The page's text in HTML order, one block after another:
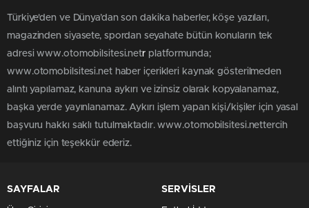
Türkiye'den ve Dünya’dan son dakika haberler, köşe yazıları,
magazinden siyasete, spordan seyahate bütün konuların tek
adresi www.otomobilsitesi.netr platformunda;
www.otomobilsitesi.net haber içerikleri kaynak gösterilmeden
alıntı yapılamaz, kanuna aykırı ve izinsiz olarak kopyalanamaz,
başka yerde yayınlanamaz. Aykırı işlem yapan kişi/kişiler için yasal
başvuru hakkı saklı tutulmaktadır. www.otomobilsitesi.nettercih
ettiğiniz için teşekkür ederiz.
SAYFALAR SERVİSLER